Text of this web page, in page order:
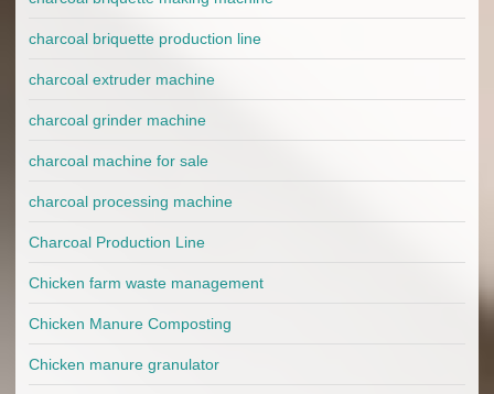
charcoal briquette production line
charcoal extruder machine
charcoal grinder machine
charcoal machine for sale
charcoal processing machine
Charcoal Production Line
Chicken farm waste management
Chicken Manure Composting
Chicken manure granulator